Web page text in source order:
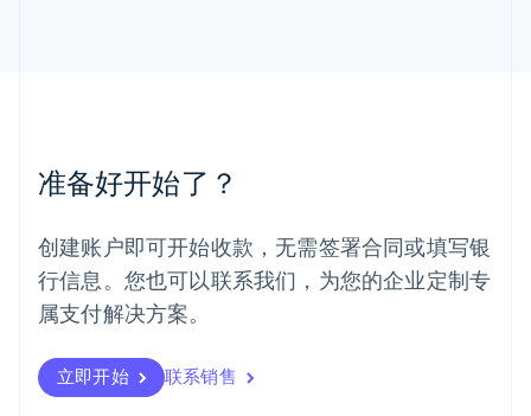
准备好开始了？
创建账户即可开始收款，无需签署合同或填写银
行信息。您也可以联系我们，为您的企业定制专
属支付解决方案。
立即开始 联系销售
挪威
葡萄牙
Português English
日本
日本語English
瑞典
瑞士
DeutschFrançais